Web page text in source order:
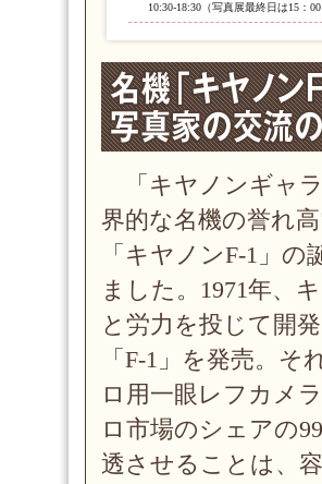
10:30-18:30（写真展最終日は15：
「キヤノンギャ
界的な名機の誉れ
「キヤノンF-1」
ました。1971年、
と労力を投じて開
「F-1」を発売。
ロ用一眼レフカメ
ロ市場のシェアの
透させることは、